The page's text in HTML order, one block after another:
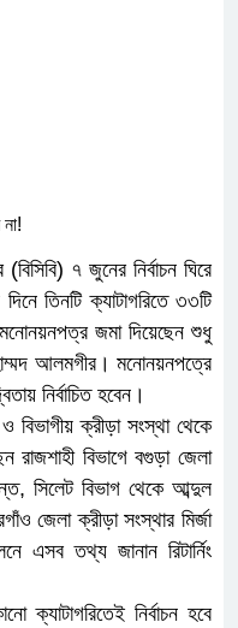
৭ জুনের নির্বাচন ঘিরে
তিনটি ক্যাটাগরিতে ৩৩টি
জমা দিয়েছেন শুধু
আলমগীর। মনোনয়নপত্রে
নির্বাচিত হবেন।
বিভাগীয় ক্রীড়া সংস্থা থেকে
রাজশাহী বিভাগে বগুড়া জেলা
সিলেট বিভাগ থেকে আব্দুল
জেলা ক্রীড়া সংস্থার মির্জা
এসব তথ্য জানান রিটার্নিং
ক্যাটাগরিতেই নির্বাচন হবে